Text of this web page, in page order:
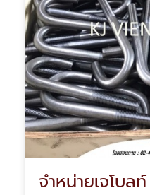
จำหน่ายเจโบลท์